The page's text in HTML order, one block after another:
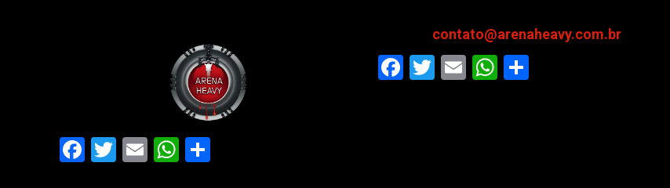
Facebook
Twitter
EmailWhatsApp
contato@arenaheavy.com.br
Facebook
Twitter
EmailWhatsApp